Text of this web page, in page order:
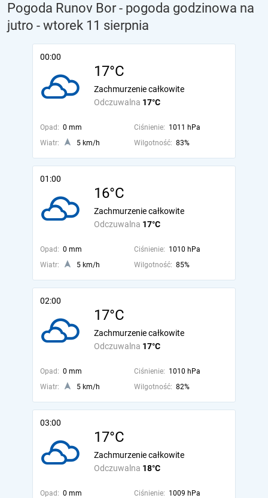
Pogoda Runov Bor - pogoda godzinowa na
jutro - wtorek 11 sierpnia
00:00
17°C
Odczuwalna 17°C
Zachmurzenie całkowite
Opad: 0 mm Ciśnienie: 1011 hPa
Wiatr:
5 km/h Wilgotność: 83%
01:00
16°C
Odczuwalna 17°C
Zachmurzenie całkowite
Opad: 0 mm Ciśnienie: 1010 hPa
Wiatr:
5 km/h Wilgotność: 85%
02:00
17°C
Odczuwalna 17°C
Zachmurzenie całkowite
Opad: 0 mm Ciśnienie: 1010 hPa
Wiatr:
5 km/h Wilgotność: 82%
03:00
17°C
Odczuwalna 18°C
Zachmurzenie całkowite
Opad: 0 mm Ciśnienie: 1009 hPa